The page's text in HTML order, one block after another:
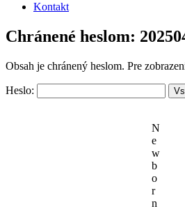
Kontakt
Chránené heslom:
Obsah je chránený heslom. Pre
Heslo:
N
e
w
b
o
r
n